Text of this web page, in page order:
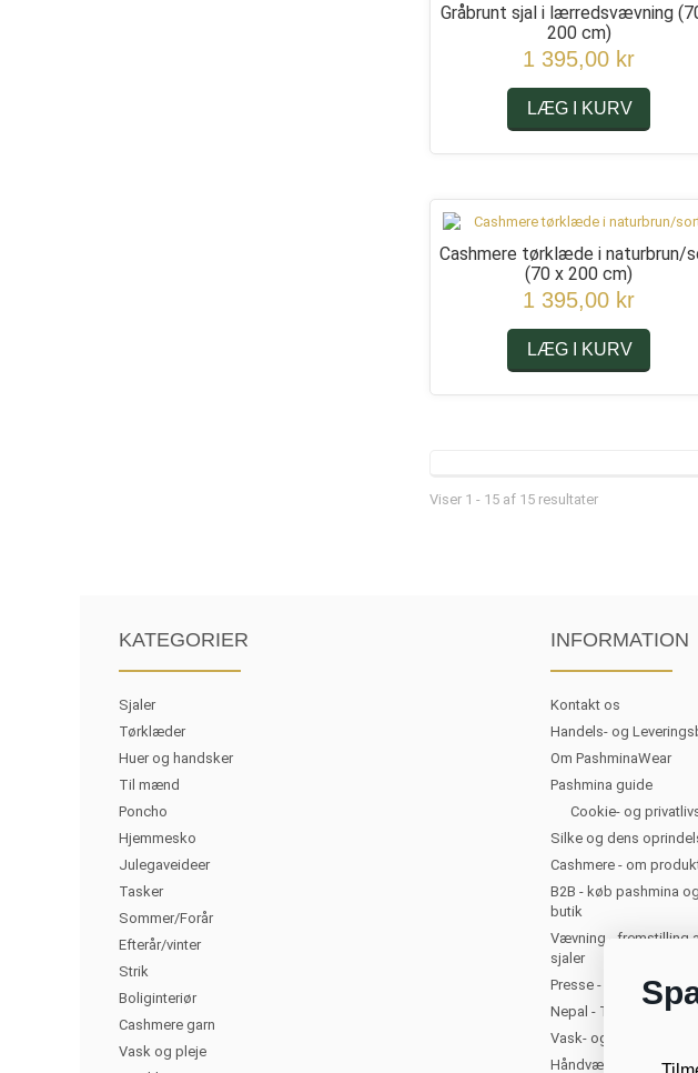
Gråbrunt sjal i lærredsvævning
200 cm)
1 395,00 kr
LÆG I KURV
Cashmere tørklæde i naturbrun/
(70 x 200 cm)
1 395,00 kr
LÆG I KURV
Viser 1 - 15 af 15 resultater
KATEGORIER
Sjaler
Tørklæder
Huer og handsker
Til mænd
Poncho
Hjemmesko
Julegaveideer
Tasker
Sommer/Forår
Efterår/vinter
Strik
Boliginteriør
Cashmere garn
Vask og pleje
INFORMATION
Kontakt os
Handels- og
Om PashminaWear
Pashmina guide
Cookie- og
Silke og dens
Cashmere - om
B2B - køb pashmina
butik
Vævning - fremstilling
sjaler
Presse -
Nepal - Turist i
Vask- og
Håndvævede